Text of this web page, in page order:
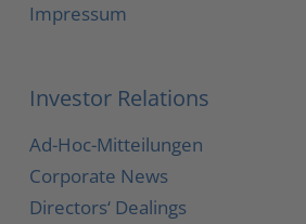
Impressum
Investor Relations
Ad-Hoc-Mitteilungen
Corporate News
Directors‘ Dealings